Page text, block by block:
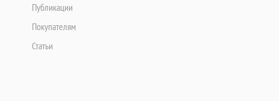
Публикации
Покупателям
Статьи